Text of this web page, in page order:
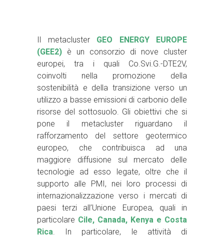
Il metacluster GEO ENERGY EUROPE
(GEE2) è un consorzio di nove cluster
europei, tra i quali Co.Svi.G.-DTE2V,
coinvolti nella promozione della
sostenibilità e della transizione verso un
utilizzo a basse emissioni di carbonio delle
risorse del sottosuolo. Gli obiettivi che si
pone il metacluster riguardano il
rafforzamento del settore geotermico
europeo, che contribuisca ad una
maggiore diffusione sul mercato delle
tecnologie ad esso legate, oltre che il
supporto alle PMI, nei loro processi di
internazionalizzazione verso i mercati di
paesi terzi all’Unione Europea, quali in
particolare Cile, Canada, Kenya e Costa
Rica . In particolare, le attività di